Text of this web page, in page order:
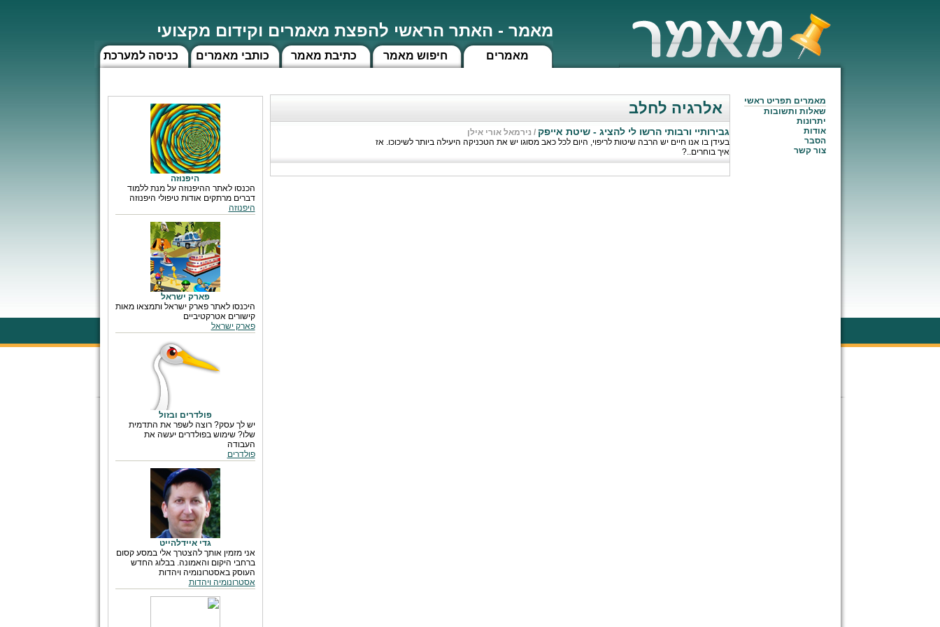
מאמר - האתר הראשי להפצת מאמרים וקידום מקצועי
כניסה למערכת כותבי מאמרים כתיבת מאמר חיפוש מאמר מאמרים
היפנוזה
הכנסו לאתר ההיפנוזה על מנת ללמוד
דברים מרתקים אודות טיפולי היפנוזה
היפנוזה
פארק ישראל
היכנסו לאתר פארק ישראל ותמצאו מאות
קישורים אטרקטיביים
פארק ישראל
פולדרים ובזול
יש לך עסק? רוצה לשפר את התדמית
שלו? שימוש בפולדרים יעשה את
העבודה
פולדרים
גדי איידלהייט
אני מזמין אותך להצטרך אלי במסע קסום
ברחבי היקום והאמונה. בבלוג החדש
העוסק באסטרונומיה ויהדות
אסטרונומיה ויהדות
אלרגיה לחלב
גבירותיי ורבותי הרשו לי להציג - שיטת אייפק / נירמאל אורי אילן
בעידן בו אנו חיים יש הרבה שיטות לריפוי, היום לכל כאב מסוגו יש את הטכניקה היעילה ביותר לשיכוכו. אז
איך בוחרים..?
מאמרים תפריט ראשי
שאלות ותשובות
יתרונות
אודות
הסבר
צור קשר